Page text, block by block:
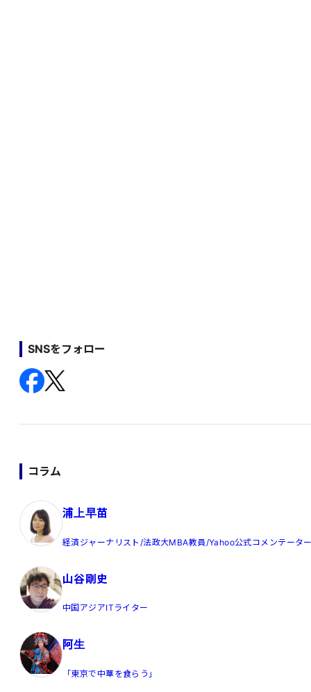
SNSをフォロー
コラム
浦上早苗
経済ジャーナリスト/法政大MBA教員/Yahoo公式コメンテータ
山谷剛史
中国アジアITライター
阿生
「東京で中華を食らう」